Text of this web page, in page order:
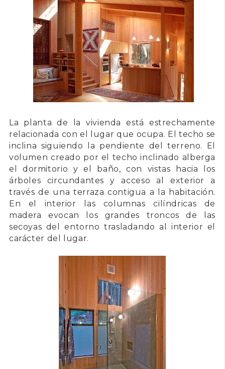
La planta de la vivienda está estrechamente
relacionada con el lugar que ocupa. El techo se
inclina siguiendo la pendiente del terreno. El
volumen creado por el techo inclinado alberga
el dormitorio y el baño, con vistas hacia los
árboles circundantes y acceso al exterior a
través de una terraza contigua a la habitación.
En el interior las columnas cilíndricas de
madera evocan los grandes troncos de las
secoyas del entorno trasladando al interior el
carácter del lugar.